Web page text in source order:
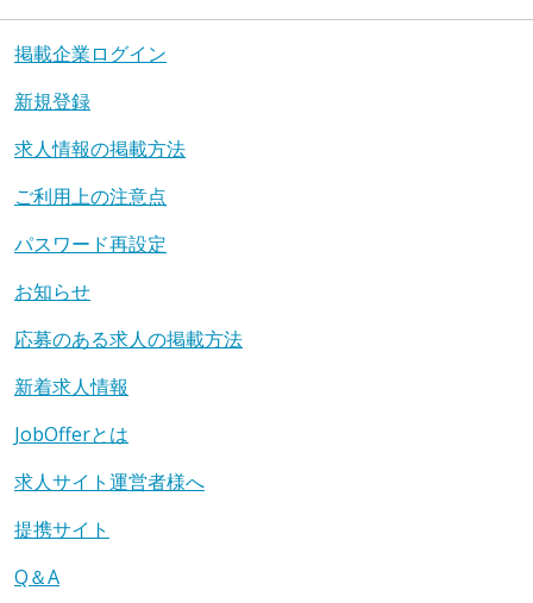
掲載企業ログイン
新規登録
求人情報の掲載方法
ご利用上の注意点
パスワード再設定
お知らせ
応募のある求人の掲載方法
新着求人情報
JobOfferとは
求人サイト運営者様へ
提携サイト
Q＆A